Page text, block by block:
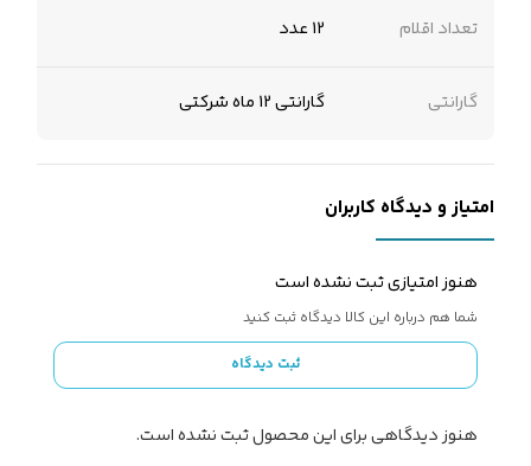
تعداد اقلام 12 عدد
گارانتی گارانتی 12 ماه شرکتی
امتیاز و دیدگاه کاربران
هنوز امتیازی ثبت نشده است
شما هم درباره این کالا دیدگاه ثبت کنید
ثبت دیدگاه
هنوز دیدگاهی برای این محصول ثبت نشده است.